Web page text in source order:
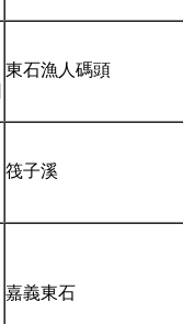
東石漁人碼頭
筏子溪
嘉義東石